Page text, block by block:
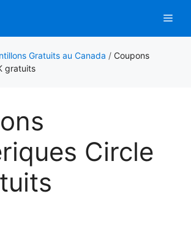
Gratuits au Canada / Coupons
gratuits
Circle